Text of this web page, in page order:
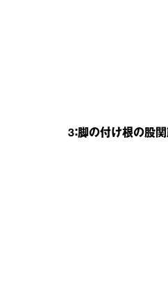
3：脚の付け根の股